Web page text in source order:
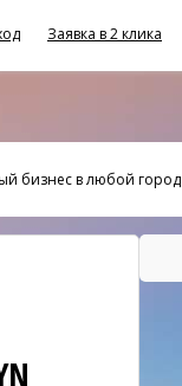
Заявка в 2 клика
бизнес в любой город